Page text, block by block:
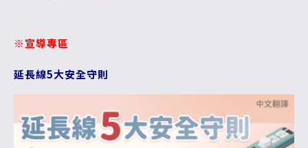
※宣導專區
延長線5大安全守則